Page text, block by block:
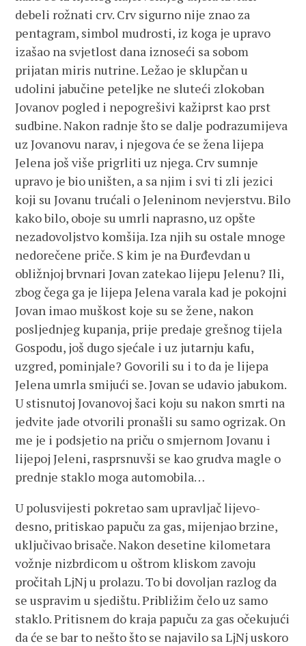
debeli rožnati crv. Crv sigurno nije znao za
pentagram, simbol mudrosti, iz koga je upravo
izašao na svjetlost dana iznoseći sa sobom
prijatan miris nutrine. Ležao je sklupčan u
udolini jabučine peteljke ne sluteći zlokoban
Jovanov pogled i nepogrešivi kažiprst kao prst
sudbine. Nakon radnje što se dalje podrazumijeva
uz Jovanovu narav, i njegova će se žena lijepa
Jelena još više prigrliti uz njega. Crv sumnje
upravo je bio uništen, a sa njim i svi ti zli jezici
koji su Jovanu trućali o Jeleninom nevjerstvu. Bilo
kako bilo, oboje su umrli naprasno, uz opšte
nezadovoljstvo komšija. Iza njih su ostale mnoge
nedorečene priče. S kim je na Đurđevdan u
obližnjoj brvnari Jovan zatekao lijepu Jelenu? Ili,
zbog čega ga je lijepa Jelena varala kad je pokojni
Jovan imao muškost koje su se žene, nakon
posljednjeg kupanja, prije predaje grešnog tijela
Gospodu, još dugo sjećale i uz jutarnju kafu,
uzgred, pominjale? Govorili su i to da je lijepa
Jelena umrla smijući se. Jovan se udavio jabukom.
U stisnutoj Jovanovoj šaci koju su nakon smrti na
jedvite jade otvorili pronašli su samo ogrizak. On
me je i podsjetio na priču o smjernom Jovanu i
lijepoj Jeleni, rasprsnuvši se kao grudva magle o
prednje staklo moga automobila…
U polusvijesti pokretao sam upravljač lijevo-
desno, pritiskao papuču za gas, mijenjao brzine,
uključivao brisače. Nakon desetine kilometara
vožnje nizbrdicom u oštrom kliskom zavoju
pročitah LjNj u prolazu. To bi dovoljan razlog da
se uspravim u sjedištu. Približim čelo uz samo
staklo. Pritisnem do kraja papuču za gas očekujući
da će se bar to nešto što se najavilo sa LjNj uskoro